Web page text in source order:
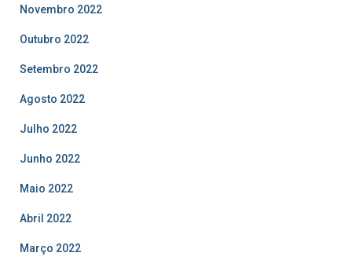
Novembro 2022
Outubro 2022
Setembro 2022
Agosto 2022
Julho 2022
Junho 2022
Maio 2022
Abril 2022
Março 2022